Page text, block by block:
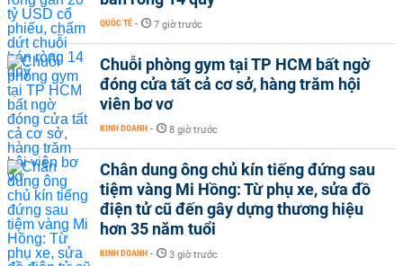
QUỐC TẾ - 7 giờ trước
Chuỗi phòng gym tại TP HCM bất ngờ
đóng cửa tất cả cơ sở, hàng trăm hội
viên bơ vơ
KINH DOANH - 8 giờ trước
Chân dung ông chủ kín tiếng đứng sau
tiệm vàng Mi Hồng: Từ phụ xe, sửa đồ
điện tử cũ đến gây dựng thương hiệu
hơn 35 năm tuổi
KINH DOANH - 3 giờ trước